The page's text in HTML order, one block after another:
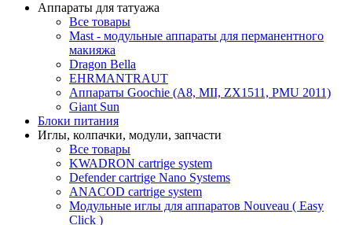
Аппараты для татуажа
Все товары
Mast - модульные аппараты для перманентного
макияжа
Dragon Bella
EHRMANTRAUT
Аппараты Goochie (A8, MII, ZX1511, PMU 2011)
Giant Sun
Блоки питания
Иглы, колпачки, модули, запчасти
Все товары
KWADRON cartrige system
Defender cartrige Nano Systems
ANACOD cartrige system
Модульные иглы для аппаратов Nouveau ( Easy
Click )